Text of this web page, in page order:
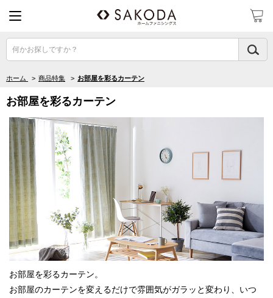
何かお探しですか？
ホーム > 商品特集 > お部屋を彩るカーテン
お部屋を彩るカーテン
お部屋を彩るカーテン。
お部屋のカーテンを変えるだけで雰囲気がガラッと変わり、いつ